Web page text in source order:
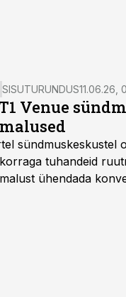
SISUTURUNDUS11.06.26,
Venue
sündmuskeskustel
tuhandeid
ühendada